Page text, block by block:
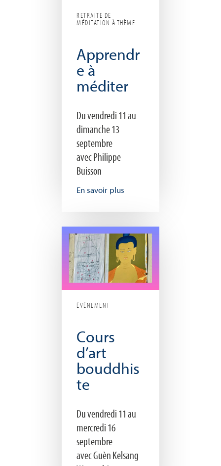
RETRAITE DE
MÉDITATION À THÈME
Apprendr
e à
méditer
Du vendredi 11 au
dimanche 13
septembre
avec Philippe
Buisson
En savoir plus
ÉVÉNEMENT
Cours
d’art
bouddhis
te
Du vendredi 11 au
mercredi 16
septembre
avec Guèn Kelsang